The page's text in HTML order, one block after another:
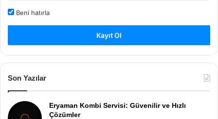
Beni hatırla
Kayıt Ol
Son Yazılar
Eryaman Kombi Servisi: Güvenilir ve Hızlı
Çözümler